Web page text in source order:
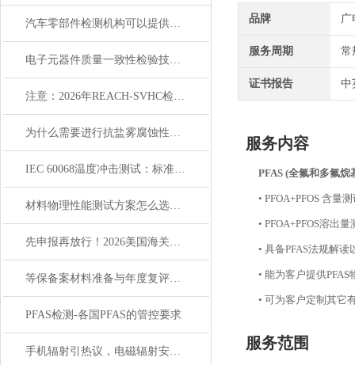
汽车零部件检测机构可以提供哪些测试服务？
电子元器件质量一致性检验技术介绍
注意：2026年REACH-SVHC检测迎来新一轮增补
为什么需要进行抗盐雾腐蚀性能测试？
IEC 60068温度冲击测试：标准解读与应用实践
材料物理性能测试方案怎么选？5个企业最容易踩的选型误区
先申报再放行！2026美国海关通关规则巨变你必须知道
等保备案材料准备与年度复评｜高效通关优化合规成本
PFAS检测-各国PFAS的管控要求
手机辐射引热议，电磁辐射安全如何解决？
品牌 广
服务周期 常
证书报告 中
服务内容
PFAS (全氟和多氟烷
• PFOA+PFOS 含量
• PFOA+PFOS溶出
• 具备PFAS法规解
• 能为客户提供
• 可为客户定制其它
服务范围